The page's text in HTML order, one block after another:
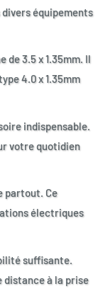
équipements
3.5 x 1.35mm. Il
4.0 x 1.35mm
indispensable.
votre quotidien
partout. Ce
électriques
suffisante.
distance à la prise